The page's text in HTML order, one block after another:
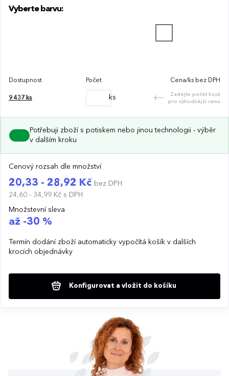
Vyberte barvu:
Dostupnost Počet Cena/ks bez DPH
9 437 ks ks
Zadejte počet kusů
pro výhodnější cenu
Potřebuji zboží s potiskem nebo jinou technologii - výběr
v dalším kroku
Cenový rozsah dle množství
20,33 - 28,92 Kč bez DPH
24,60 - 34,99 Kč s DPH
Množstevní sleva
až -30 %
Termín dodání zboží automaticky vypočítá košík v dalších
krocích objednávky
Konfigurovat a vložit do košíku